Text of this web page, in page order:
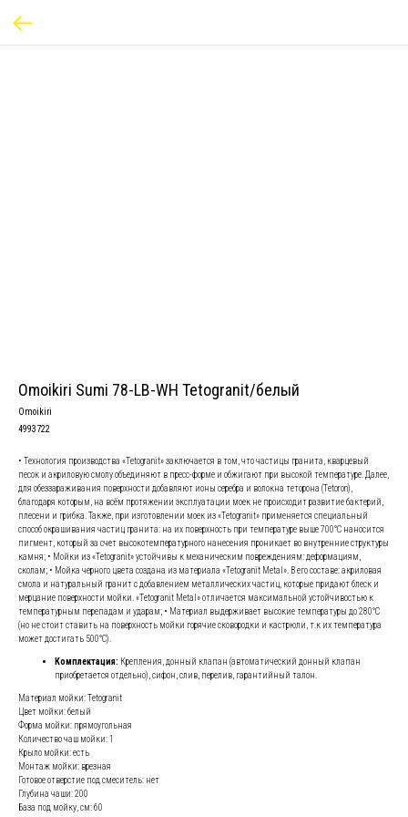
Omoikiri Sumi 78-LB-WH Tetogranit/белый
Omoikiri
4993722
• Технология производства «Tetogranit» заключается в том, что частицы гранита, кварцевый
песок и акриловую смолу объединяют в пресс-форме и обжигают при высокой температуре. Далее,
для обеззараживания поверхности добавляют ионы серебра и волокна теторона (Tetoron),
благодаря которым, на всём протяжении эксплуатации моек не происходит развитие бактерий,
плесени и грибка. Также, при изготовлении моек из «Tetogranit» применяется специальный
способ окрашивания частиц гранита: на их поверхность при температуре выше 700°С наносится
пигмент, который за счет высокотемпературного нанесения проникает во внутренние структуры
камня; • Мойки из «Tetogranit» устойчивы к механическим повреждениям: деформациям,
сколам; • Мойка черного цвета создана из материала «Tetogranit Metal». В его составе: акриловая
смола и натуральный гранит с добавлением металлических частиц, которые придают блеск и
мерцание поверхности мойки. «Tetogranit Metal» отличается максимальной устойчивостью к
температурным перепадам и ударам; • Материал выдерживает высокие температуры до 280°С
(но не стоит ставить на поверхность мойки горячие сковородки и кастрюли, т.к их температура
может достигать 500°С).
Комплектация: Крепления, донный клапан (автоматический донный клапан
приобретается отдельно), сифон, слив, перелив, гарантийный талон.
Материал мойки: Tetogranit
Цвет мойки: белый
Форма мойки: прямоугольная
Количество чаш мойки: 1
Крыло мойки: есть
Монтаж мойки: врезная
Готовое отверстие под смеситель: нет
Глубина чаши: 200
База под мойку, см: 60